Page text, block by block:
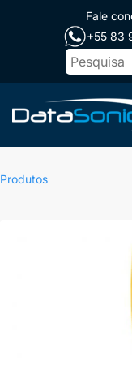
Fale
+55 83
Produtos